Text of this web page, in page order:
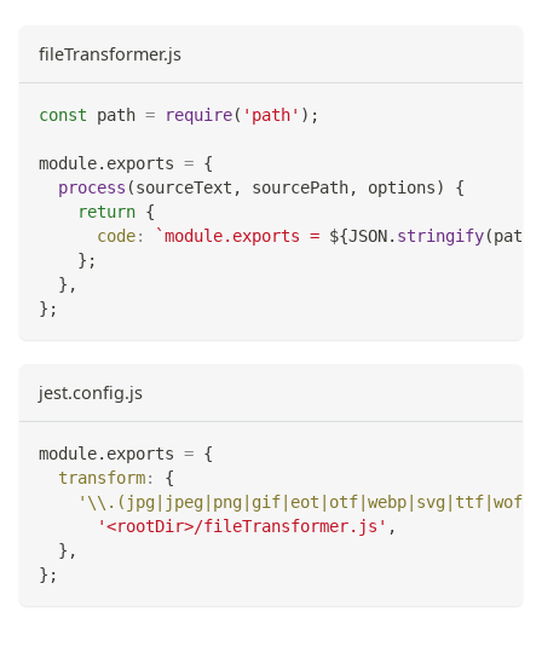
fileTransformer.js
const path = require( 'path' ) ;
module. exports = {
process (sourceText , sourcePath, options)
{
return {
code: `module.exports = ${JSON. stringify(path
} ;
} ,
} ;
jest.config.js
module. exports = {
transform:
{
'<rootDir>/fileTransformer.js' ,
} ,
} ;